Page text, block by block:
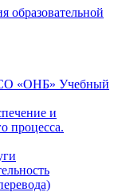
образовательной
СО «ОНБ» Учебный
и
процесса.